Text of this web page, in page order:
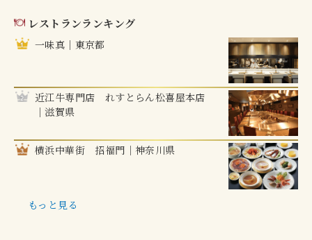
レストランランキング
一味真｜東京都
近江牛専門店 れすとらん松喜屋本店
｜滋賀県
横浜中華街 招福門｜神奈川県
もっと見る